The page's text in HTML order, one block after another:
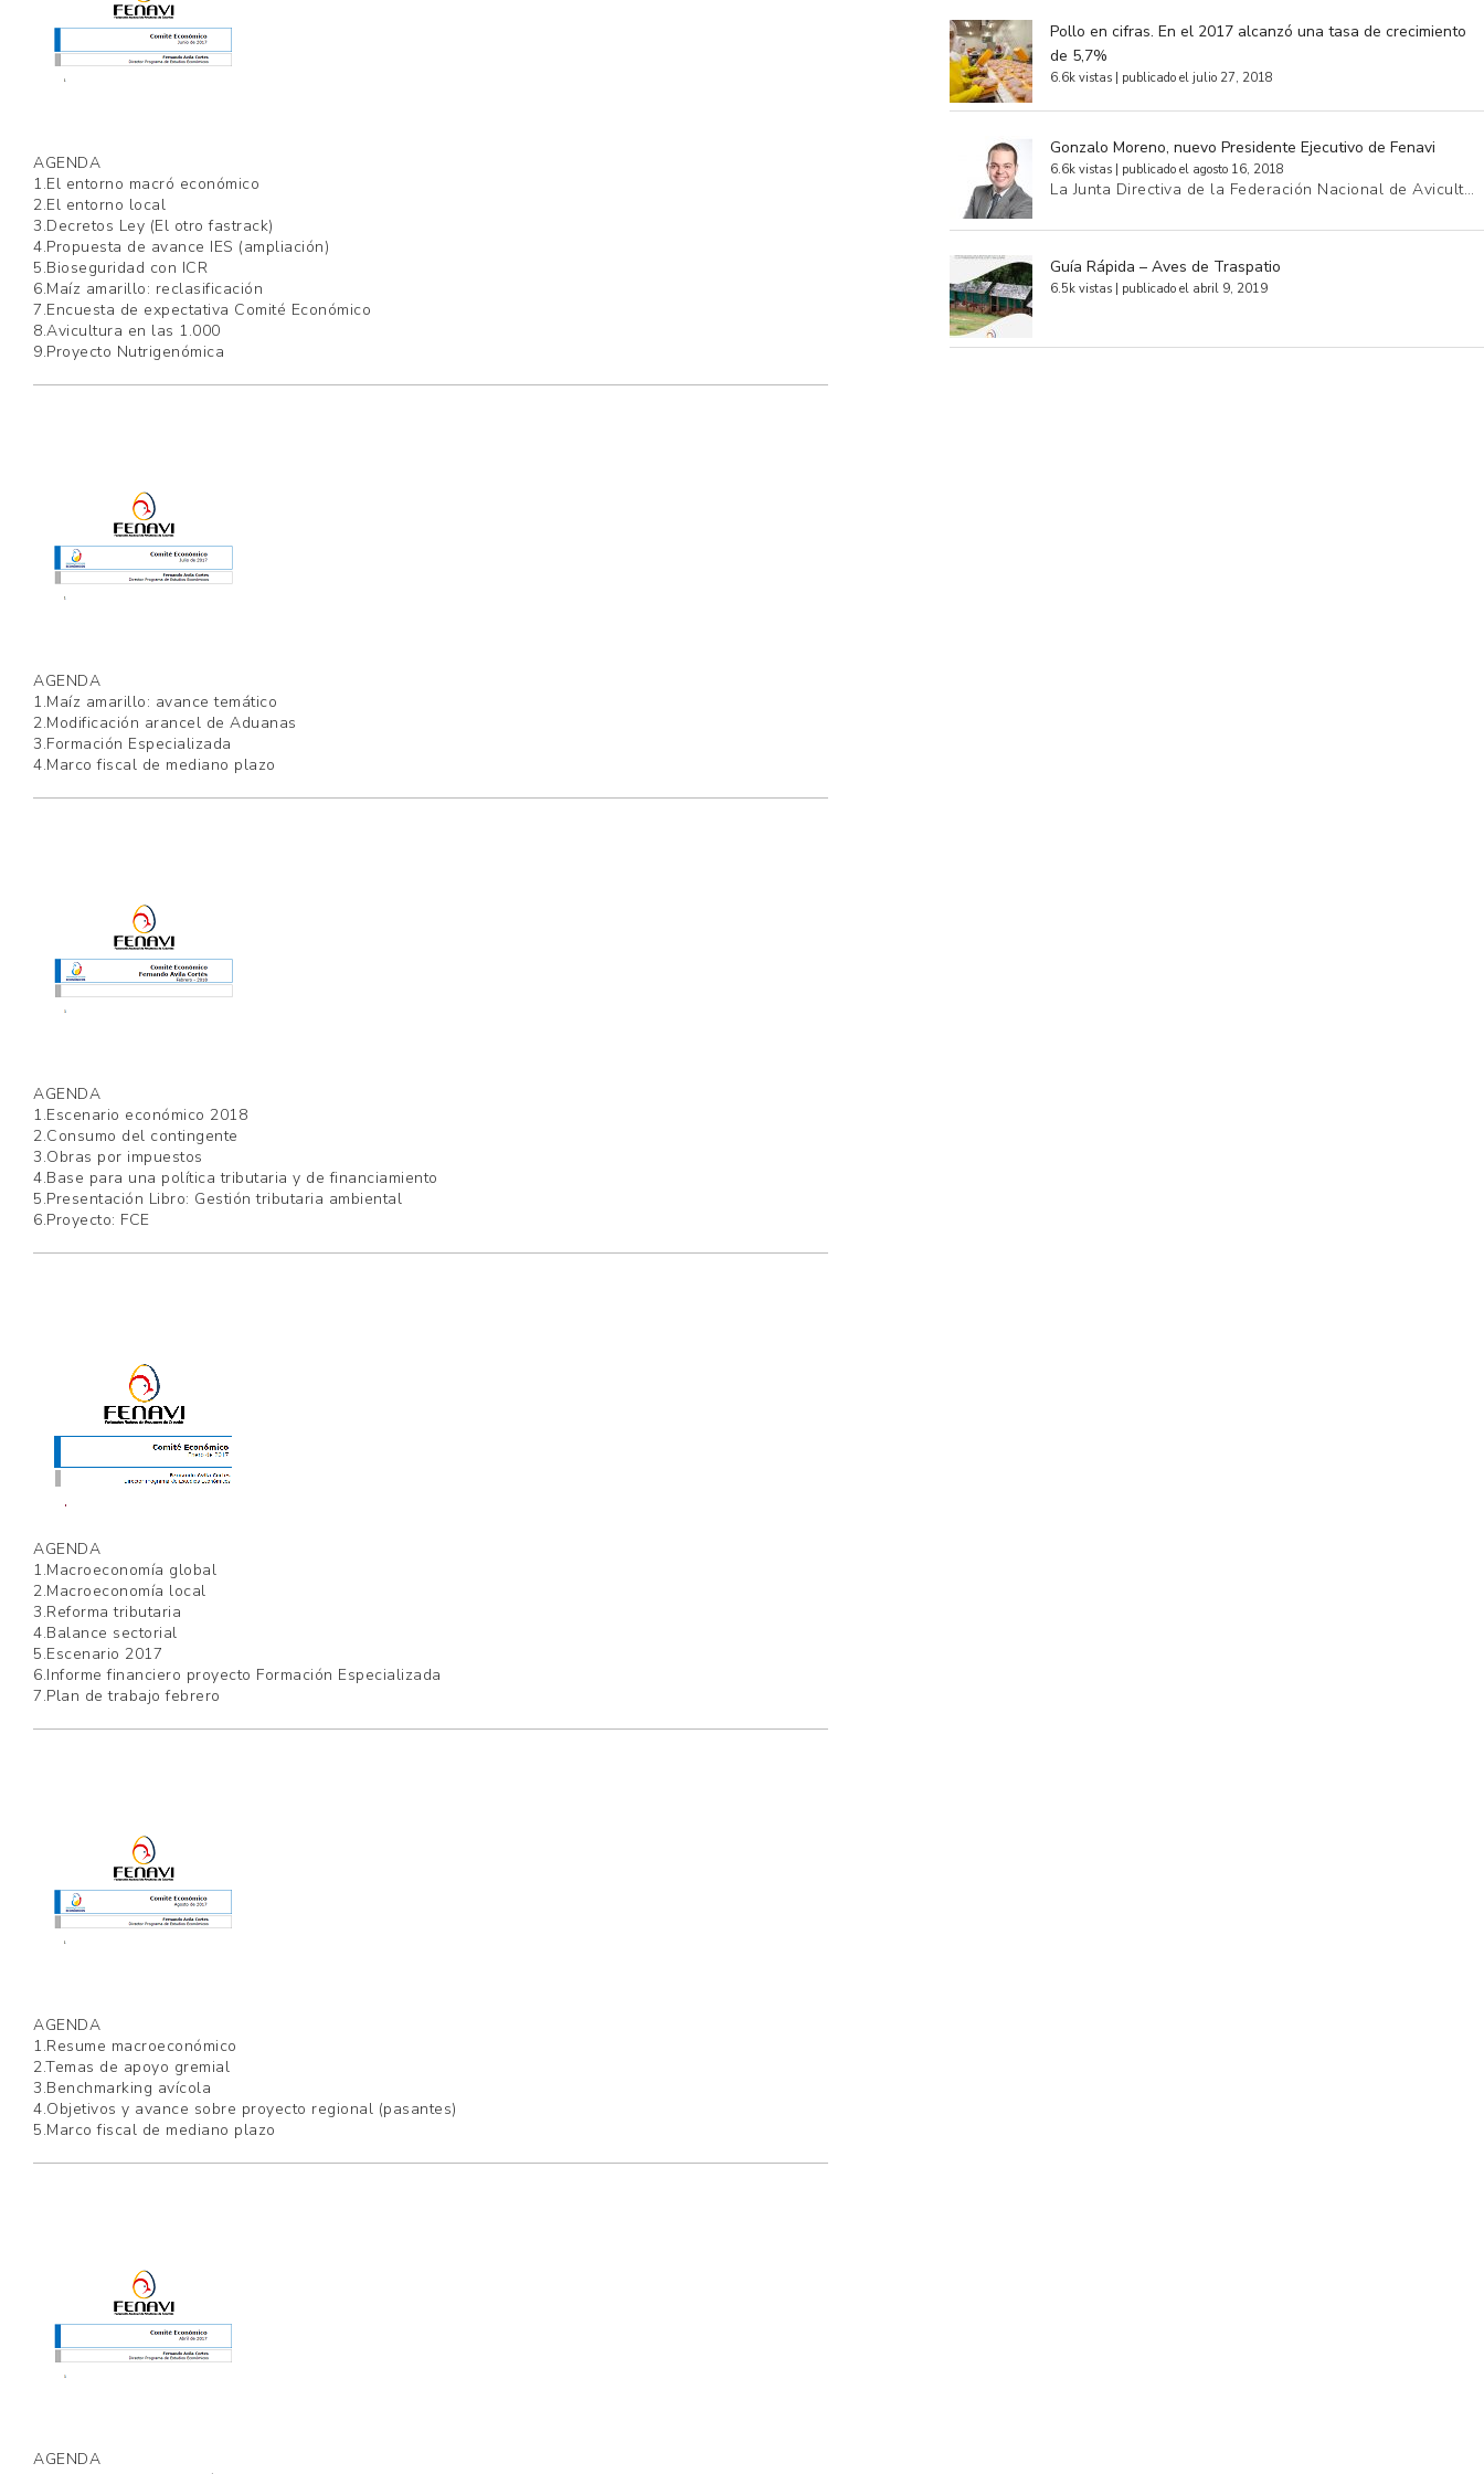
AGENDA
1.El entorno macró económico
2.El entorno local
3.Decretos Ley (El otro fastrack)
4.Propuesta de avance IES (ampliación)
5.Bioseguridad con ICR
6.Maíz amarillo: reclasificación
7.Encuesta de expectativa Comité Económico
8.Avicultura en las 1.000
9.Proyecto Nutrigenómica
AGENDA
1.Maíz amarillo: avance temático
2.Modificación arancel de Aduanas
3.Formación Especializada
4.Marco fiscal de mediano plazo
AGENDA
1.Escenario económico 2018
2.Consumo del contingente
3.Obras por impuestos
4.Base para una política tributaria y de financiamiento
5.Presentación Libro: Gestión tributaria ambiental
6.Proyecto: FCE
AGENDA
1.Macroeconomía global
2.Macroeconomía local
3.Reforma tributaria
4.Balance sectorial
5.Escenario 2017
6.Informe financiero proyecto Formación Especializada
7.Plan de trabajo febrero
AGENDA
1.Resume macroeconómico
2.Temas de apoyo gremial
3.Benchmarking avícola
4.Objetivos y avance sobre proyecto regional (pasantes)
5.Marco fiscal de mediano plazo
AGENDA
Pollo en cifras. En el 2017 alcanzó una tasa de crecimiento
de 5,7%
6.6k vistas | publicado el julio 27, 2018
Gonzalo Moreno, nuevo Presidente Ejecutivo de Fenavi
6.6k vistas | publicado el agosto 16, 2018
La Junta Directiva de la Federación Nacional de Avicult…
Guía Rápida – Aves de Traspatio
6.5k vistas | publicado el abril 9, 2019